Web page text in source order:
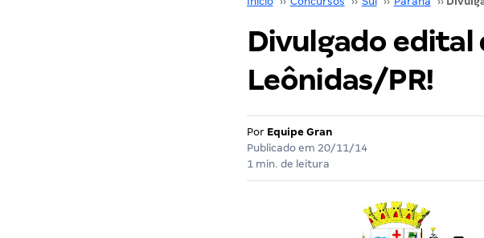
Divulgado edital
Leônidas/PR!
Por Equipe Gran
Publicado em 20/11/14
1 min. de leitura